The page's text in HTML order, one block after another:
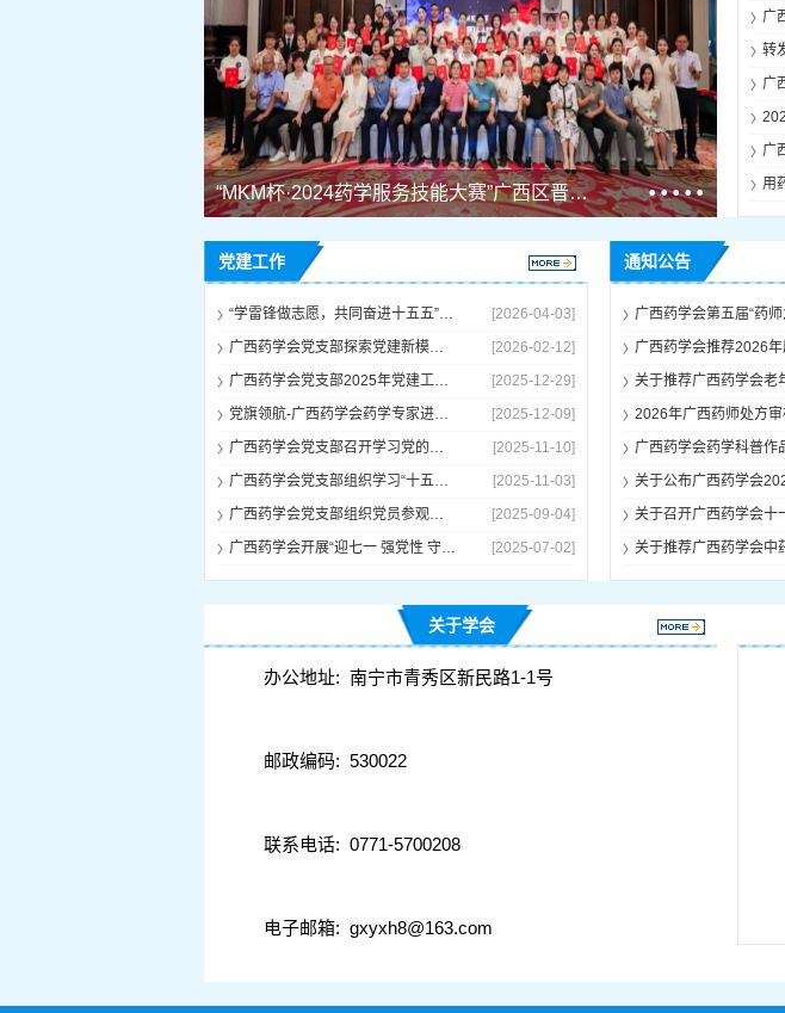
“MKM杯·2024药学服务技能大赛”广西区晋级赛在南宁成功举办
广
党建工作
“学雷锋做志愿，共同奋进十五五”——广西药学会党支部联合广西药用植物园科研第四党支部学雷锋志愿服务活动
[2026-04-03]
广西药学会党支部探索党建新模式成立专业委员会党小组
[2026-02-12]
广西药学会党支部2025年党建工作汇报会议在南宁召开
[2025-12-29]
党旗领航-广西药学会药学专家进基层服务活动在环江毛南族自治县成功举行
[2025-12-09]
广西药学会党支部召开学习党的方针政策党员会议
[2025-11-10]
广西药学会党支部组织学习“十五五”规划建议
[2025-11-03]
广西药学会党支部组织党员参观红军长征突破湘江纪念馆并重温入党誓词
[2025-09-04]
广西药学会开展“迎七一 强党性 守廉洁” 主题党日活动
[2025-07-02]
通知公告
广西药学会药学科普作
关于学会
办公地址: 南宁市青秀区新民路1-1号
邮政编码: 530022
联系电话: 0771-5700208
电子邮箱: gxyxh8@163.com